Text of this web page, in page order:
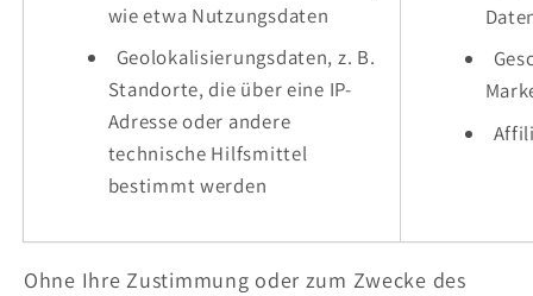
wie etwa Nutzungsdaten
Geolokalisierungsdaten, z. B.
Standorte, die über eine IP-
Adresse oder andere
technische Hilfsmittel
bestimmt werden
Ohne Ihre Zustimmung oder zum Zwecke des